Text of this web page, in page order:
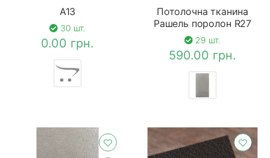
A13
30 шт.
0.00 грн.
Потолочна тканина
Рашель поролон R27
29 шт.
590.00 грн.